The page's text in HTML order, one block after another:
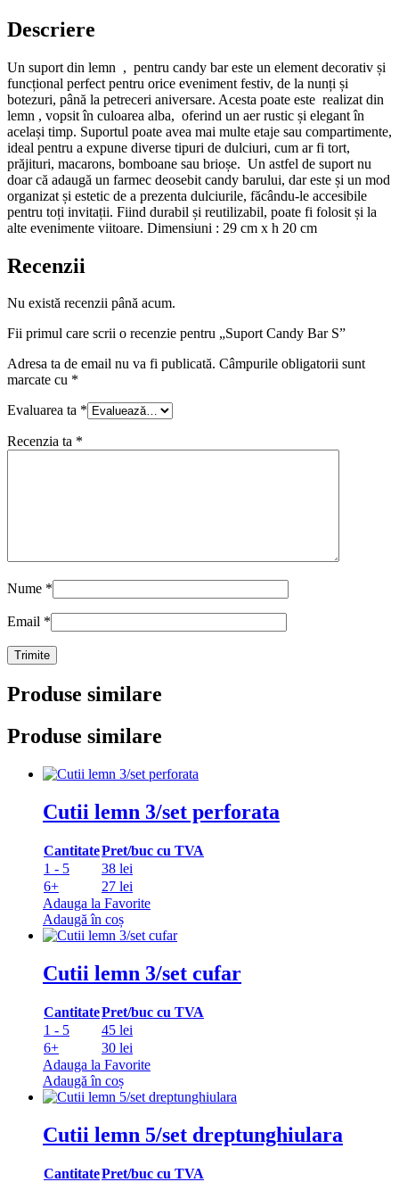
Descriere
Un suport din lemn , pentru candy bar este un element decorativ și
funcțional perfect pentru orice eveniment festiv, de la nunți și
botezuri, până la petreceri aniversare. Acesta poate este realizat din
lemn , vopsit în culoarea alba, oferind un aer rustic și elegant în
același timp. Suportul poate avea mai multe etaje sau compartimente,
ideal pentru a expune diverse tipuri de dulciuri, cum ar fi tort,
prăjituri, macarons, bomboane sau brioșe. Un astfel de suport nu
doar că adaugă un farmec deosebit candy barului, dar este și un mod
organizat și estetic de a prezenta dulciurile, făcându-le accesibile
pentru toți invitații. Fiind durabil și reutilizabil, poate fi folosit și la
alte evenimente viitoare. Dimensiuni : 29 cm x h 20 cm
Recenzii
Nu există recenzii până acum.
Fii primul care scrii o recenzie pentru „Suport Candy Bar S”
Adresa ta de email nu va fi publicată. Câmpurile obligatorii sunt
marcate cu *
Evaluarea ta *
Recenzia ta *
Nume *
Email *
Produse similare
Produse similare
Cutii lemn 3/set perforata
CantitatePret/buc cu TVA
1 - 5
38 lei
6+
27 lei
Adauga la Favorite
Adaugă în coș
Cutii lemn 3/set cufar
CantitatePret/buc cu TVA
1 - 5
45 lei
6+
30 lei
Adauga la Favorite
Adaugă în coș
Cutii lemn 5/set dreptunghiulara
CantitatePret/buc cu TVA